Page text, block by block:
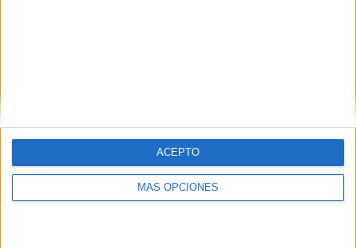
MÁS OPCIONES
ACEPTO